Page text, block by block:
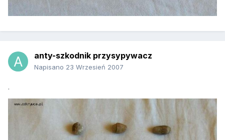
anty-szkodnik przysypywacz
Napisano 23 Wrzesień 2007
.